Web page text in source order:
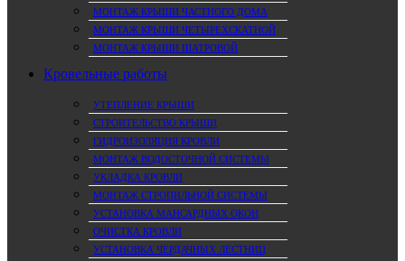
МОНТАЖ КРЫШИ ЧАСТНОГО ДОМА
МОНТАЖ КРЫШИ ЧЕТЫРЕХСКАТНОЙ
МОНТАЖ КРЫШИ ШАТРОВОЙ
Кровельные работы
УТЕПЛЕНИЕ КРЫШИ
СТРОИТЕЛЬСТВО КРЫШИ
ГИДРОИЗОЛЯЦИЯ КРОВЛИ
МОНТАЖ ВОДОСТОЧНОЙ СИСТЕМЫ
УКЛАДКА КРОВЛИ
МОНТАЖ СТРОПИЛЬНОЙ СИСТЕМЫ
УСТАНОВКА МАНСАРДНЫХ ОКОН
ОЧИСТКА КРОВЛИ
УСТАНОВКА ЧЕРДАЧНЫХ ЛЕСТНИЦ